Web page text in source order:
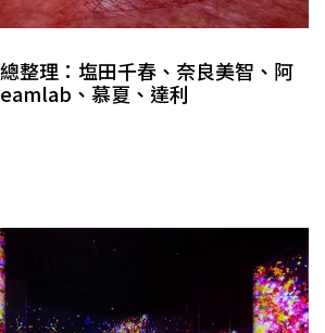
整理：塩田千春、奈良美智、阿
、慕夏、達利